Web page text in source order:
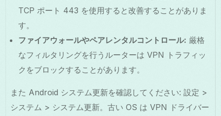
TCP ポート 443 を使用すると改善することがありま
す。
ファイアウォールやペアレンタルコントロール: 厳格
なフィルタリングを行うルーターは VPN トラフィッ
クをブロックすることがあります。
また Android システム更新を確認してください: 設定 >
システム > システム更新。古い OS は VPN ドライバー